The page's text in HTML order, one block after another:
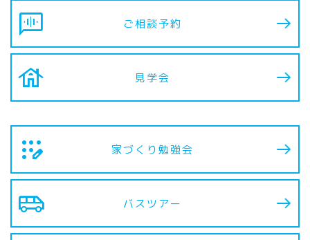
voice_chat ご相談予約
house 見学会
app_registration 家づくり勉強会
airport_shuttle バスツアー